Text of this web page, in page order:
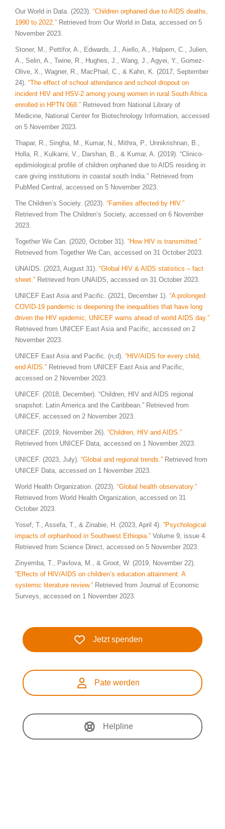
Our World in Data. (2023). “Children orphaned due to AIDS deaths,
1990 to 2022.” Retrieved from Our World in Data, accessed on 5
November 2023.
Stoner, M., Pettifor, A., Edwards, J., Aiello, A., Halpern, C., Julien,
A., Selin, A., Twine, R., Hughes, J., Wang, J., Agyei, Y., Gomez-
Olive, X., Wagner, R., MacPhail, C., & Kahn, K. (2017, September
24). “The effect of school attendance and school dropout on
incident HIV and HSV-2 among young women in rural South Africa
enrolled in HPTN 068.” Retrieved from National Library of
Medicine, National Center for Biotechnology Information, accessed
on 5 November 2023.
Thapar, R., Singha, M., Kumar, N., Mithra, P., Unnikrishnan, B.,
Holla, R., Kulkarni, V., Darshan, B., & Kumar, A. (2019). “Clinico-
epdimiological profile of children orphaned due to AIDS residing in
care giving institutions in coastal south India.” Retrieved from
PubMed Central, accessed on 5 November 2023.
The Children’s Society. (2023). “Families affected by HIV.”
Retrieved from The Children’s Society, accessed on 6 November
2023.
Together We Can. (2020, October 31). “How HIV is transmitted.”
Retrieved from Together We Can, accessed on 31 October 2023.
UNAIDS. (2023, August 31). “Global HIV & AIDS statistics – fact
sheet.” Retrieved from UNAIDS, accessed on 31 October 2023.
UNICEF East Asia and Pacific. (2021, December 1). “A prolonged
COVID-19 pandemic is deepening the inequalities that have long
driven the HIV epidemic, UNICEF warns ahead of world AIDS day.”
Retrieved from UNICEF East Asia and Pacific, accessed on 2
November 2023.
UNICEF East Asia and Pacific. (n,d). “HIV/AIDS for every child,
end AIDS.” Retrieved from UNICEF East Asia and Pacific,
accessed on 2 November 2023.
UNICEF. (2018, December). “Children, HIV and AIDS regional
snapshot: Latin America and the Caribbean.” Retrieved from
UNICEF, accessed on 2 November 2023.
UNICEF. (2019, November 26). “Children, HIV and AIDS.”
Retrieved from UNICEF Data, accessed on 1 November 2023.
UNICEF. (2023, July). “Global and regional trends.” Retrieved from
UNICEF Data, accessed on 1 November 2023.
World Health Organization. (2023). “Global health observatory.”
Retrieved from World Health Organization, accessed on 31
October 2023.
Yosef, T., Assefa, T., & Zinabie, H. (2023, April 4). “Psychological
impacts of orphanhood in Southwest Ethiopia.” Volume 9, issue 4.
Retrieved from Science Direct, accessed on 5 November 2023.
Zinyemba, T., Pavlova, M., & Groot, W. (2019, November 22).
“Effects of HIV/AIDS on children’s education attainment: A
systemic literature review.” Retrieved from Journal of Economic
Surveys, accessed on 1 November 2023.
Jetzt spenden
Pate werden
Helpline